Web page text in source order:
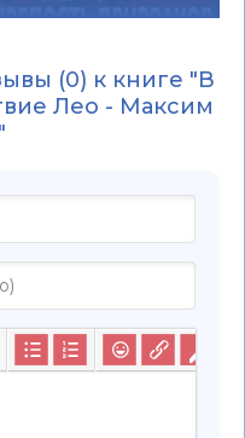
(0) к книге "В
Лео - Максим